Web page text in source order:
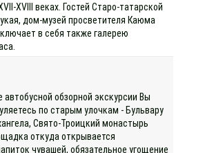
XVIII веках. Гостей Старо-татарской
дом-музей просветителя Каюма
в себя также галерею
обзорной экскурсии Вы
по старым улочкам - Бульвару
Свято-Троицкий монастырь
откуда открывается
чувашей, обязательное угощение